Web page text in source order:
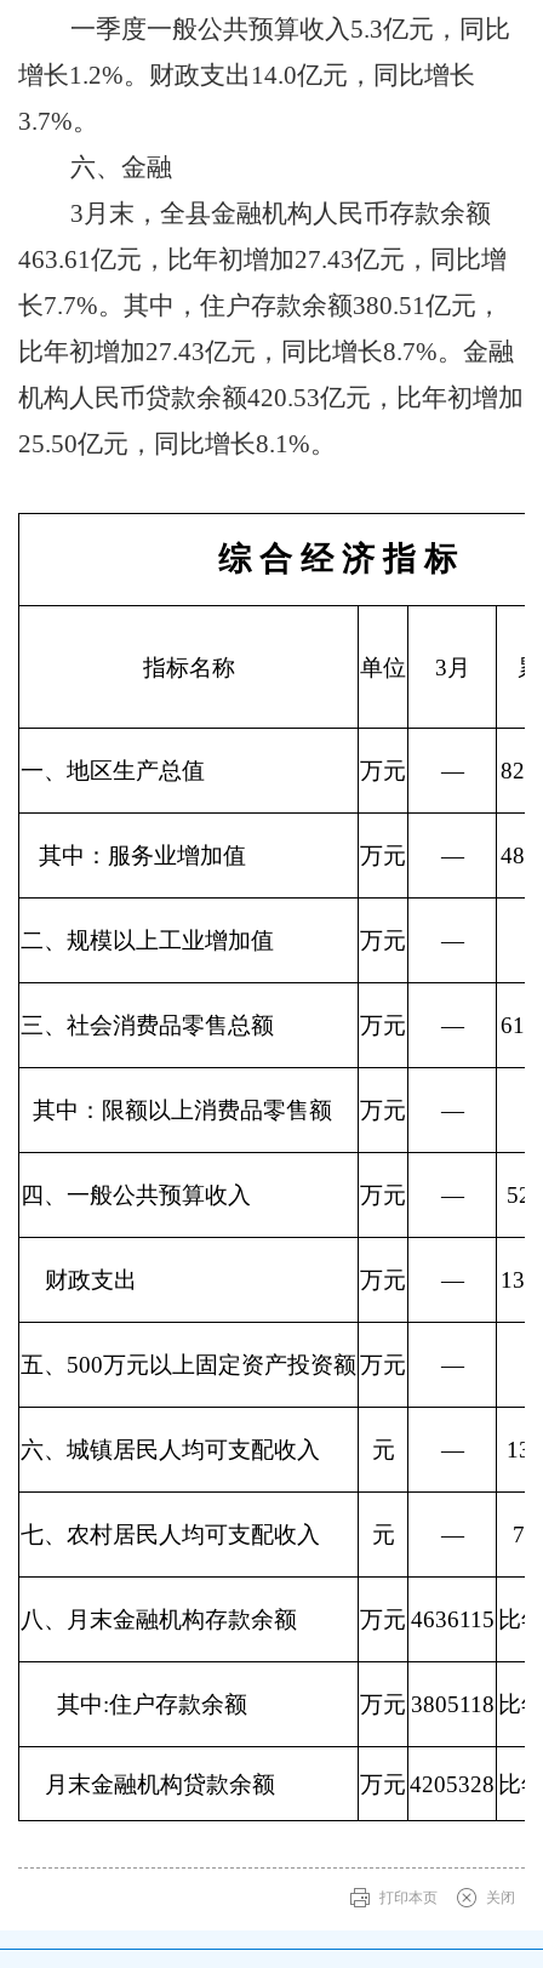
一季度一般公共预算收入5.3亿元，同比
增长1.2%。财政支出 14.0亿元，同比增长
3.7%。
六、金融
3月 末，全县金融机构人民币存款余额
463.61亿元，比年初增加27.43亿元，同比增
长7.7%。其中，住户存款余额380.51亿元，
比年初增加27.43亿元，同比增长8.7%。金融
机构人民币贷款余额420.53亿元，比年初增加
25.50亿元，同比增长8.1%。
综 合 经 济 指 标
指标名称 单位 3月
一、地区生产总值 万元 —
其中：服务业增加值 万元 —
二、规模以上工业增加值 万元 —
三、社会消费品零售总额 万元 —
其中：限额以上消费品零售额 万元 —
四、一般公共预算收入 万元 —
财政支出 万元 —
五、500万元以上固定资产投资额万元 —
六、城镇居民人均可支配收入 元 —
七、农村居民人均可支配收入 元 —
八、月末金融机构存款余额 万元 4636115 比
其中:住户存款余额 万元 3805118 比
月末金融机构贷款余额 万元4205328 比
打印本页 关闭